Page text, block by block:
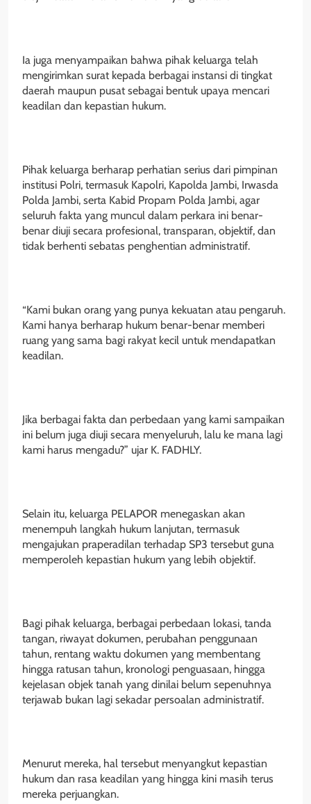
Ia juga menyampaikan bahwa pihak keluarga telah
mengirimkan surat kepada berbagai instansi di tingkat
daerah maupun pusat sebagai bentuk upaya mencari
keadilan dan kepastian hukum.
Pihak keluarga berharap perhatian serius dari pimpinan
institusi Polri, termasuk Kapolri, Kapolda Jambi, Irwasda
Polda Jambi, serta Kabid Propam Polda Jambi, agar
seluruh fakta yang muncul dalam perkara ini benar-
benar diuji secara profesional, transparan, objektif, dan
tidak berhenti sebatas penghentian administratif.
“Kami bukan orang yang punya kekuatan atau pengaruh.
Kami hanya berharap hukum benar-benar memberi
ruang yang sama bagi rakyat kecil untuk mendapatkan
keadilan.
Jika berbagai fakta dan perbedaan yang kami sampaikan
ini belum juga diuji secara menyeluruh, lalu ke mana lagi
kami harus mengadu?” ujar K. FADHLY.
Selain itu, keluarga PELAPOR menegaskan akan
menempuh langkah hukum lanjutan, termasuk
mengajukan praperadilan terhadap SP3 tersebut guna
memperoleh kepastian hukum yang lebih objektif.
Bagi pihak keluarga, berbagai perbedaan lokasi, tanda
tangan, riwayat dokumen, perubahan penggunaan
tahun, rentang waktu dokumen yang membentang
hingga ratusan tahun, kronologi penguasaan, hingga
kejelasan objek tanah yang dinilai belum sepenuhnya
terjawab bukan lagi sekadar persoalan administratif.
Menurut mereka, hal tersebut menyangkut kepastian
hukum dan rasa keadilan yang hingga kini masih terus
mereka perjuangkan.